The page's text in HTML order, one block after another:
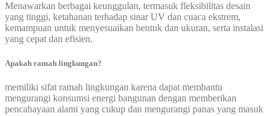
Menawarkan berbagai keunggulan, termasuk fleksibilitas desain
yang tinggi, ketahanan terhadap sinar UV dan cuaca ekstrem,
kemampuan untuk menyesuaikan bentuk dan ukuran, serta instalasi
yang cepat dan efisien.
Apakah ramah lingkungan?
memiliki sifat ramah lingkungan karena dapat membantu
mengurangi konsumsi energi bangunan dengan memberikan
pencahayaan alami yang cukup dan mengurangi panas yang masuk